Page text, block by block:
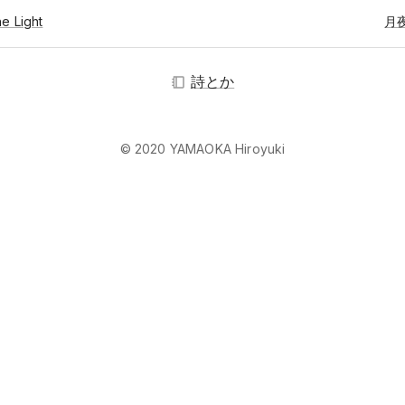
Light 月
詩とか
© 2020 YAMAOKA Hiroyuki